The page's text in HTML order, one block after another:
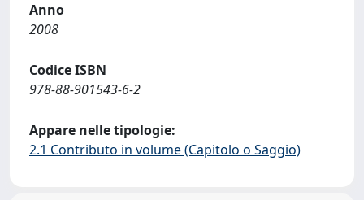
Anno
2008
Codice ISBN
978-88-901543-6-2
Appare nelle tipologie:
2.1 Contributo in volume (Capitolo o Saggio)